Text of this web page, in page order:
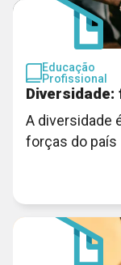
Educação
Profissional
A diversidade
forças do país